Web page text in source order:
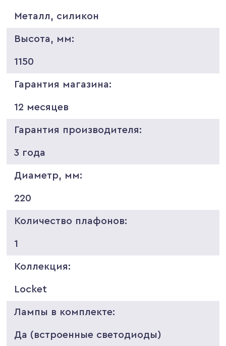
Металл, силикон
Высота, мм:
1150
Гарантия магазина:
12 месяцев
Гарантия производителя:
3 года
Диаметр, мм:
220
Количество плафонов:
1
Коллекция:
Locket
Лампы в комплекте:
Да (встроенные светодиоды)